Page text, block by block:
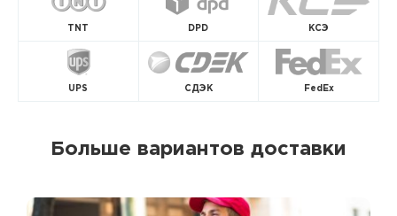
TNT DPD КСЭ
UPS СДЭК FedEx
Больше вариантов доставки